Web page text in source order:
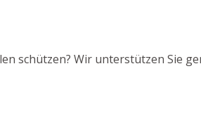
schützen? Wir unterstützen Sie